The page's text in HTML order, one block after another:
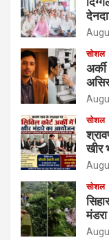
सोशल
सोशल
खीर
सोशल